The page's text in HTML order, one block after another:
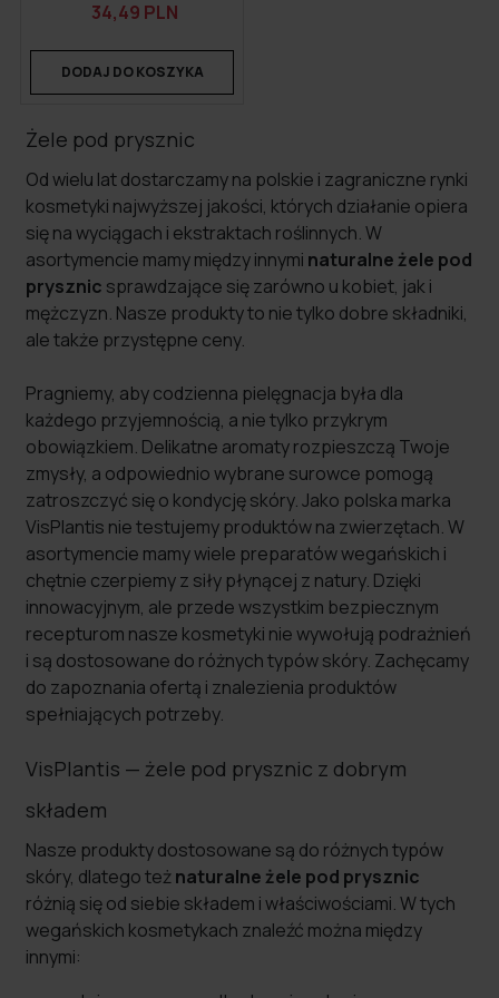
34,49 PLN
DODAJ DO KOSZYKA
Żele pod prysznic
Od wielu lat dostarczamy na polskie i zagraniczne rynki
kosmetyki najwyższej jakości, których działanie opiera
się na wyciągach i ekstraktach roślinnych. W
asortymencie mamy między innymi naturalne żele pod
prysznic sprawdzające się zarówno u kobiet, jak i
mężczyzn. Nasze produkty to nie tylko dobre składniki,
ale także przystępne ceny.
Pragniemy, aby codzienna pielęgnacja była dla
każdego przyjemnością, a nie tylko przykrym
obowiązkiem. Delikatne aromaty rozpieszczą Twoje
zmysły, a odpowiednio wybrane surowce pomogą
zatroszczyć się o kondycję skóry. Jako polska marka
VisPlantis nie testujemy produktów na zwierzętach. W
asortymencie mamy wiele preparatów wegańskich i
chętnie czerpiemy z siły płynącej z natury. Dzięki
innowacyjnym, ale przede wszystkim bezpiecznym
recepturom nasze kosmetyki nie wywołują podrażnień
i są dostosowane do różnych typów skóry. Zachęcamy
do zapoznania ofertą i znalezienia produktów
spełniających potrzeby.
VisPlantis — żele pod prysznic z dobrym
składem
Nasze produkty dostosowane są do różnych typów
skóry, dlatego teżnaturalne żele pod prysznic
różnią się od siebie składem i właściwościami. W tych
wegańskich kosmetykach znaleźć można między
innymi: